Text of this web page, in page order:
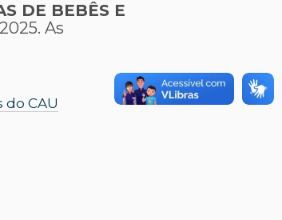
DE BEBÊS E
As
do CAU